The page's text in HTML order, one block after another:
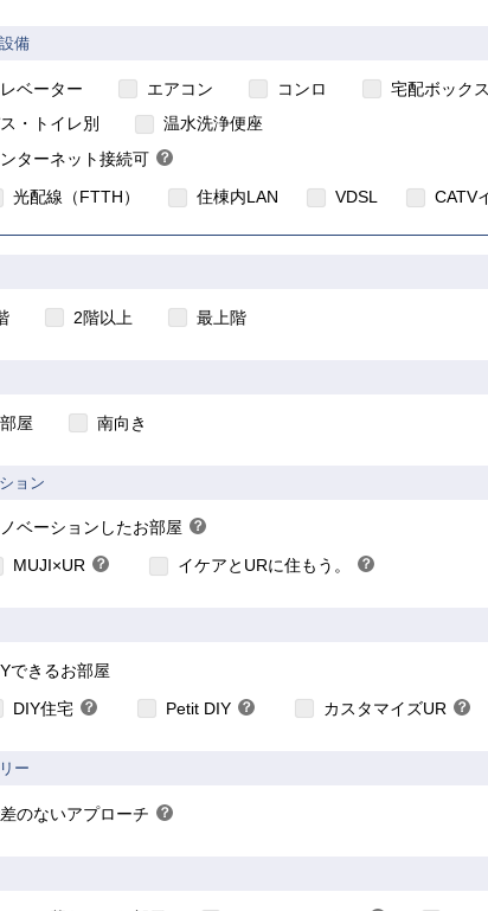
備
ベーター エアコン コンロ 宅配ボックス
・トイレ別
温水洗浄便座
ターネット接続可 ？
ン
賃貸住宅のインターネット対応について
光配線（FTTH） 住棟内LAN VDSL CATV
2階以上 最上階
屋 南向き
ョン
ノベーションしたお部屋 ？
MUJI×UR ？
こちら
イケアとURに住もう。 ？
できるお部屋
DIY住宅 ？ Petit DIY ？ カスタマイズUR ？
ー
のないアプローチ ？